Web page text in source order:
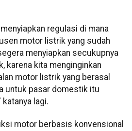
regulasi di mana
motor listrik yang sudah
menyiapkan secukupnya
karena kita menginginkan
motor listrik yang berasal
untuk pasar domestik itu
lagi.
motor berbasis konvensional